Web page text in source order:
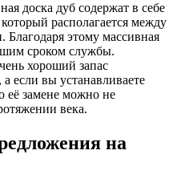
доска дуб содержат в себе
располагается между
Благодаря этому массивная
сроком службы.
хороший запас
если вы устанавливаете
её замене можно не
века.
на